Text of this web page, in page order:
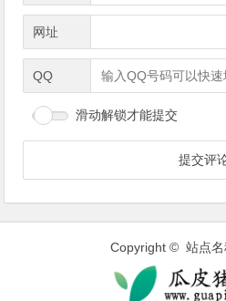
网址
QQ
滑动解锁才能提交
Copyright © 站点名